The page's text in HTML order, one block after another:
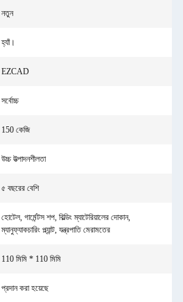
নতুন
হ্যাঁ।
EZCAD
সর্বোচ্চ
150 কেজি
উচ্চ উত্পাদনশীলতা
৫ বছরের বেশি
হোটেল, গার্মেন্টস শপ, বিল্ডিং ম্যাটেরিয়ালের দোকান,
ম্যানুফ্যাকচারিং প্ল্যান্ট, যন্ত্রপাতি মেরামতের
110 মিমি * 110 মিমি
প্রদান করা হয়েছে